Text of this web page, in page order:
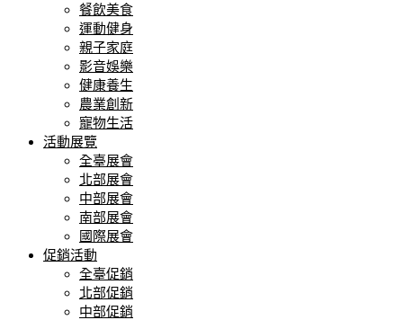
餐飲美食
運動健身
親子家庭
影音娛樂
健康養生
農業創新
寵物生活
活動展覽
全臺展會
北部展會
中部展會
南部展會
國際展會
促銷活動
全臺促銷
北部促銷
中部促銷